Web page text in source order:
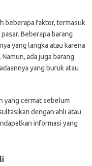
beberapa faktor, termasuk
Beberapa barang
yang langka atau karena
ada juga barang
yang buruk atau
yang cermat sebelum
dengan ahli atau
informasi yang